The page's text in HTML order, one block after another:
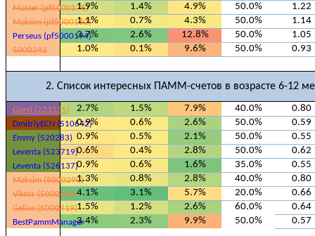
Master (pf5000176)1.9% 1.4% 4.9% 50.0% 1.22
Maksim (pf5000182)
1.1% 0.7% 4.3% 50.0% 1.14
Perseus (pf5000194)
3.7% 2.6% 12.8% 50.0% 1.05
5000242 1.0% 0.1% 9.6% 50.0% 0.93
2. Список интересных ПАММ-счетов в возрасте 6-12
Gorri (223135) 2.7% 1.5% 7.9% 40.0% 0.80
DmitriyECN (510642)
0.9% 0.6% 2.6% 50.0% 0.59
Emmy (520283) 0.9% 0.5% 2.1% 50.0% 0.55
Leventa (523719)0.6% 0.4% 2.8% 50.0% 0.62
Leventa (526137)0.9% 0.6% 1.6% 35.0% 0.55
Maksim (5000290)1.3% 0.8% 2.8% 40.0% 0.80
Viktor (5000380)4.1% 3.1% 5.7% 20.0% 0.66
Gelios (5000419)1.5% 1.2% 2.6% 60.0% 0.64
BestPammManager3.4% 2.3% 9.9% 50.0% 0.57